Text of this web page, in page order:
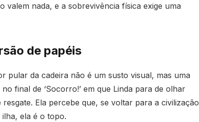
valem nada, e a sobrevivência física exige uma
de papéis
pular da cadeira não é um susto visual, mas uma
final de ‘Socorro!’ em que Linda para de olhar
Ela percebe que, se voltar para a civilização
ela é o topo.